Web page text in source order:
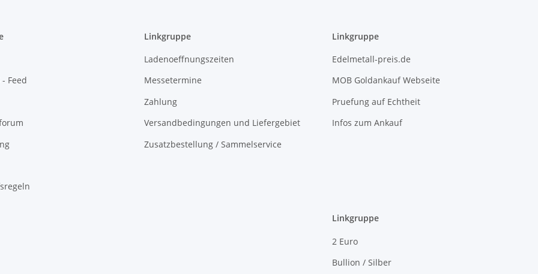
- Feed
Linkgruppe
Ladenoeffnungszeiten
Messetermine
Zahlung
Versandbedingungen und Liefergebiet
Zusatzbestellung / Sammelservice
Linkgruppe
Edelmetall-preis.de
MOB Goldankauf Webseite
Pruefung auf Echtheit
Infos zum Ankauf
Linkgruppe
2 Euro
Bullion / Silber